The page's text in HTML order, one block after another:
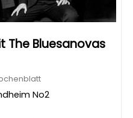
The Bluesanovas
No2